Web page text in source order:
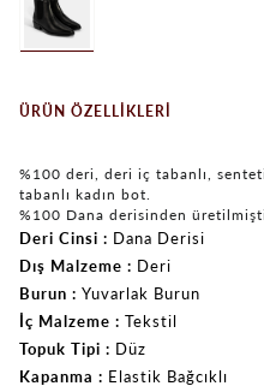
ÜRÜN ÖZELLIKLERI
%100 deri, deri iç tabanlı,
tabanlı kadın bot.
%100 Dana derisinden
Deri Cinsi
Dana Derisi
Dış Malzeme
Deri
Burun
Yuvarlak Burun
İç Malzeme
Tekstil
Topuk Tipi
Düz
Kapanma
Elastik Bağcıklı